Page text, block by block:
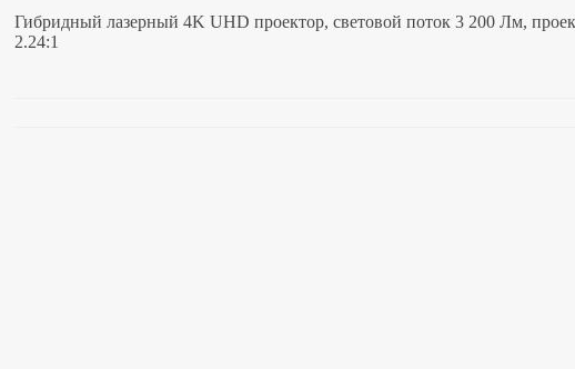
Гибридный лазерный 4K UHD проектор, световой поток 3 200 Лм,
2.24:1